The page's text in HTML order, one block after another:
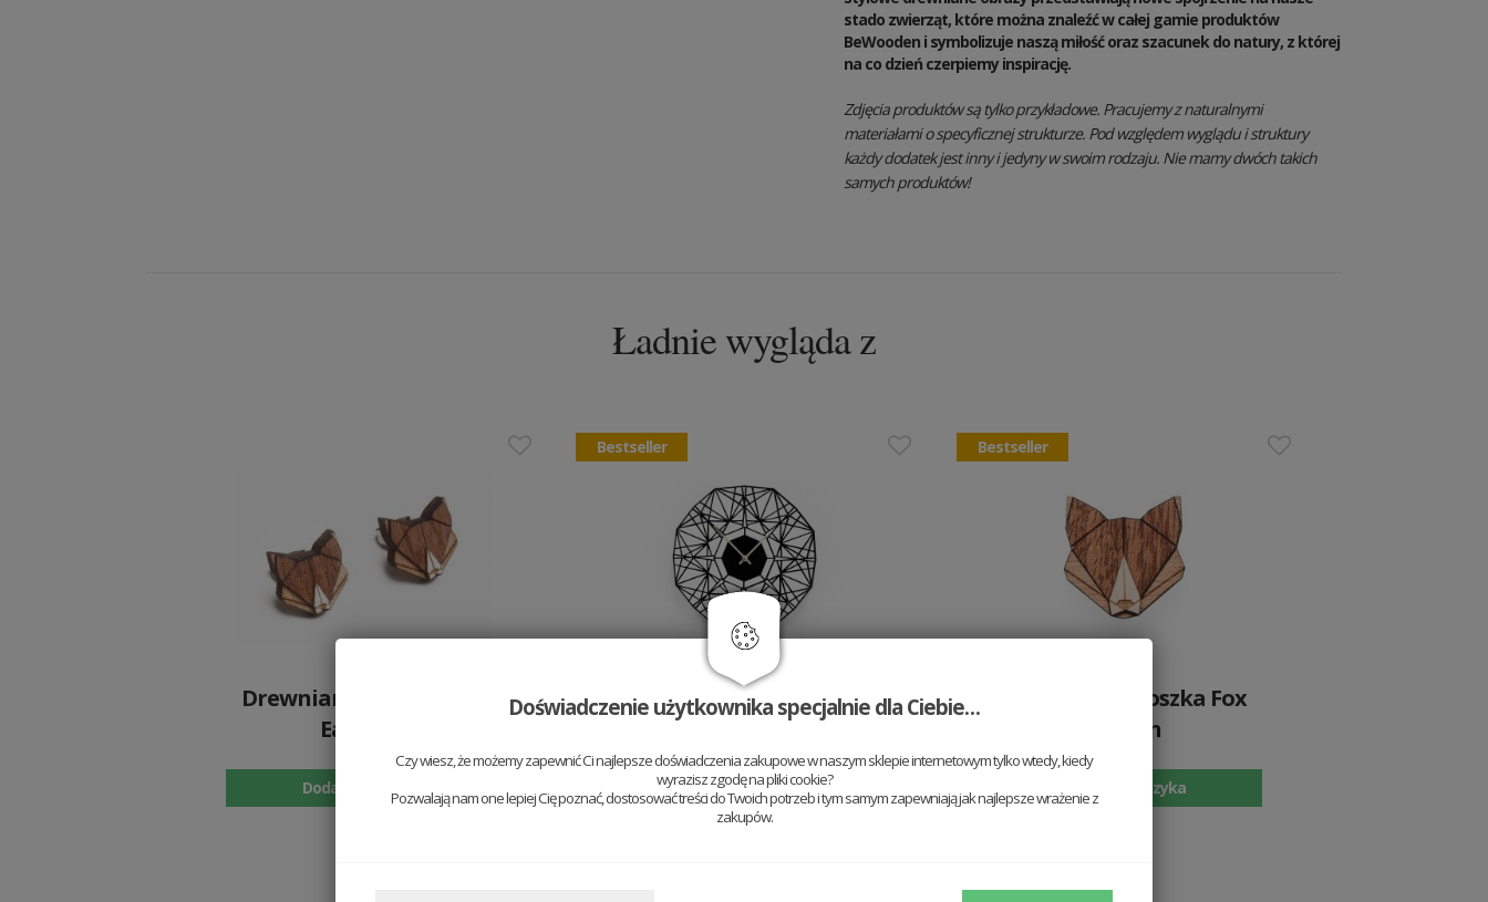
stado zwierząt, które można znaleźć w całej gamie produktów
BeWooden i symbolizuje naszą miłość oraz szacunek do natury, z której
na co dzień czerpiemy inspirację.
Zdjęcia produktów są tylko przykładowe. Pracujemy z naturalnymi
materiałami o specyficznej strukturze. Pod względem wyglądu i struktury
każdy dodatek jest inny i jedyny w swoim rodzaju. Nie mamy dwóch takich
samych produktów!
Ładnie wygląda z
Drewniane kolczyki Fox
Earrings
Dodaj do koszyka
Bestseller
Drewniany zegar Arte Nox
169 PLN
Dodaj do koszyka
Bestseller
Drewniana broszka Fox
Brooch
Dodaj do koszyka
Doświadczenie użytkownika specjalnie dla Ciebie…
Czy wiesz, że możemy zapewnić Ci najlepsze doświadczenia zakupowe w naszym sklepie internetowym tylko wtedy, kiedy
wyrazisz zgodę na pliki cookie?
Pozwalają nam one lepiej Cię poznać, dostosować treści do Twoich potrzeb i tym samym zapewniają jak najlepsze wrażenie z
zakupów.